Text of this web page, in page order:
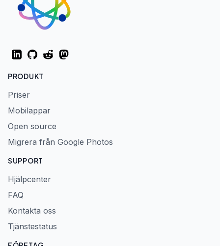
LinkedInGitHubRedditMastodon
PRODUKT
Priser
Mobilappar
Open source
Migrera från Google Photos
SUPPORT
Hjälpcenter
FAQ
Kontakta oss
Tjänstestatus